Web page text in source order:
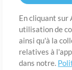
En cliquant sur
utilisation de
ainsi qu'à la
relatives à
dans notre.
A propos de
©2006-2026